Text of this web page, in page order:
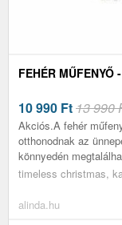
FEHÉR MŰFENYŐ
10 990 Ft13 990
Akciós.A fehér
otthonodnak az
könnyedén
timeless christmas,
alinda.hu